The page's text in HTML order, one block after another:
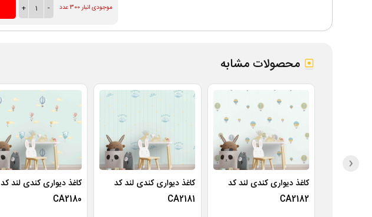
موجودی انبار 300 عدد -
1
+
محصولات مشابه
کاغذ دیواری کندی لند کد
CA2182
کاغذ دیواری کندی لند کد
CA2181
کاغذ دیواری کندی لند کد
CA2180
‹